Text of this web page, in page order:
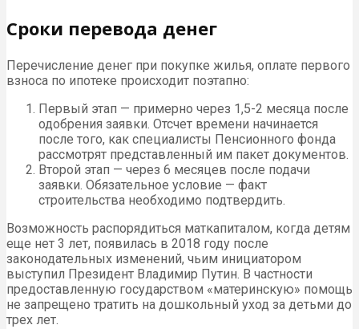
Сроки перевода денег
Перечисление денег при покупке жилья, оплате первого
взноса по ипотеке происходит поэтапно:
Первый этап — примерно через 1,5-2 месяца после
одобрения заявки. Отсчет времени начинается
после того, как специалисты Пенсионного фонда
рассмотрят представленный им пакет документов.
Второй этап — через 6 месяцев после подачи
заявки. Обязательное условие — факт
строительства необходимо подтвердить.
Возможность распорядиться маткапиталом, когда детям
еще нет 3 лет, появилась в 2018 году после
законодательных изменений, чьим инициатором
выступил Президент Владимир Путин. В частности
предоставленную государством «материнскую» помощь
не запрещено тратить на дошкольный уход за детьми до
трех лет.